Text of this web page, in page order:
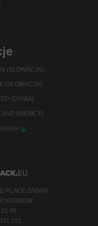
.
(SŁOWACJA)
(SŁOWACJA)
(DANIA)
(NIEMCY)
PLACE ZABAW
KRAKÓW
45
101